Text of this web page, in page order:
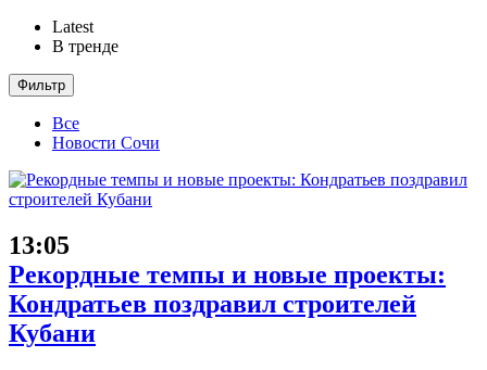
Latest
В тренде
Фильтр
Все
Новости Сочи
13:05
Рекордные темпы и новые проекты:
Кондратьев поздравил строителей
Кубани